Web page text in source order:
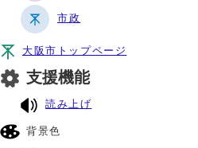
市政
大阪市トップページ
支援機能
読み上げ
背景色